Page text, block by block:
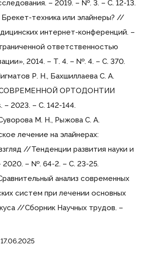
– 2019. – №. 3. – С. 12-13.
техника или элайнеры? //
интернет-конференций. –
ответственностью
2014. – Т. 4. – №. 4. – С. 370.
Р. Н., Бахшиллаева С. А.
ОРТОДОНТИИ
2023. – С. 142-144.
М. Н., Рыжова С. А.
лечение на элайнерах:
//Тенденции развития науки и
2020. – №. 64-2. – С. 23-25.
анализ современных
систем при лечении основных
//Сборник Научных трудов. –